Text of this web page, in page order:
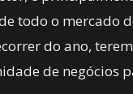
todo o mercado
do ano,
de negócios